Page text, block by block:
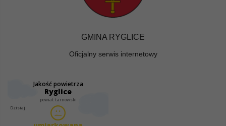
GMINA RYGLICE
Oficjalny serwis internetowy